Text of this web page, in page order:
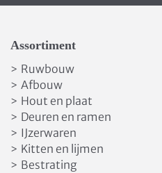
Assortiment
> Ruwbouw
> Afbouw
> Hout en plaat
> Deuren en ramen
> IJzerwaren
> Kitten en lijmen
> Bestrating